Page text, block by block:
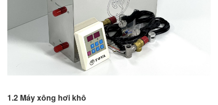
1.2 Máy xông hơi khô